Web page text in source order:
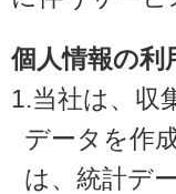
個人情報の利
1.当社は、収
データを作
は、統計デ